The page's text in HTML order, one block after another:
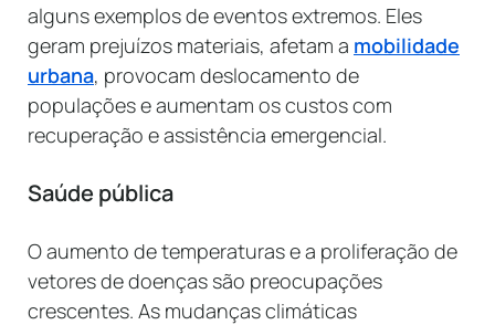
alguns exemplos de eventos extremos. Eles
geram prejuízos materiais, afetam a mobilidade
urbana, provocam deslocamento de
populações e aumentam os custos com
recuperação e assistência emergencial.
Saúde pública
O aumento de temperaturas e a proliferação de
vetores de doenças são preocupações
crescentes. As mudanças climáticas